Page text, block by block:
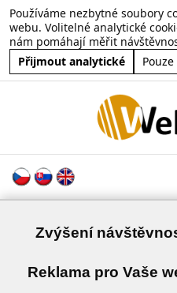
Používáme nezbytné soubory
webu. Volitelné analytické
nám pomáhají měřit
Přijmout analytické
Zvýšení
Reklama pro Vaše